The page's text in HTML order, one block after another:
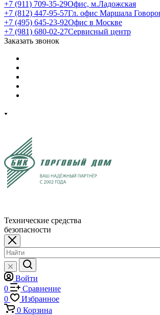
+7 (911) 709-35-29Офис, м.Ладожская
+7 (812) 447-95-57Гл. офис Маршала
+7 (495) 645-23-92Офис в Москве
+7 (981) 680-02-27Сервисный центр
Заказать звонок
Технические средства
безопасности
Войти
0
Сравнение
0
Избранное
0 Корзина